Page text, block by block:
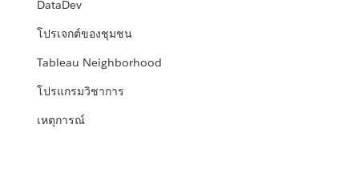
DataDev
โปรเจกต์ของชุมชน
Tableau Neighborhood
โปรแกรมวิชาการ
เหตุการณ์